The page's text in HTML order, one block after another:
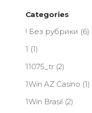
Categories
! Без рубрики (6)
1 (1)
11075_tr(2)
1Win AZ Casino (1)
1Win Brasil (2)